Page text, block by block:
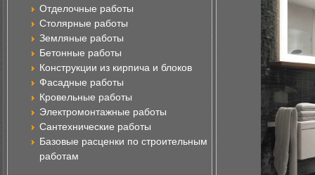
Отделочные работы
Столярные работы
Земляные работы
Бетонные работы
Конструкции из кирпича и блоков
Фасадные работы
Кровельные работы
Электромонтажные работы
Сантехнические работы
Базовые расценки по строительным
работам